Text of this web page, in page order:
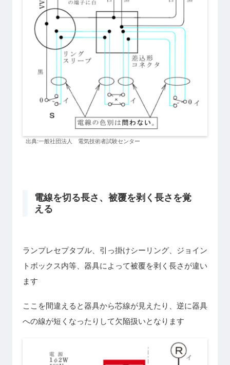
出典:一般社団法人 電気技術者試験センター
電線を切る長さ、被覆を剥く長さを覚
える
ランプレセプタブル、引っ掛けシーリング、ジョイン
トボックス内等、器具によって被覆を剥く長さが違い
ます
ここを間違えると器具から芯線が見えたり、逆に器具
への線が短くなったりして欠陥扱いとなります